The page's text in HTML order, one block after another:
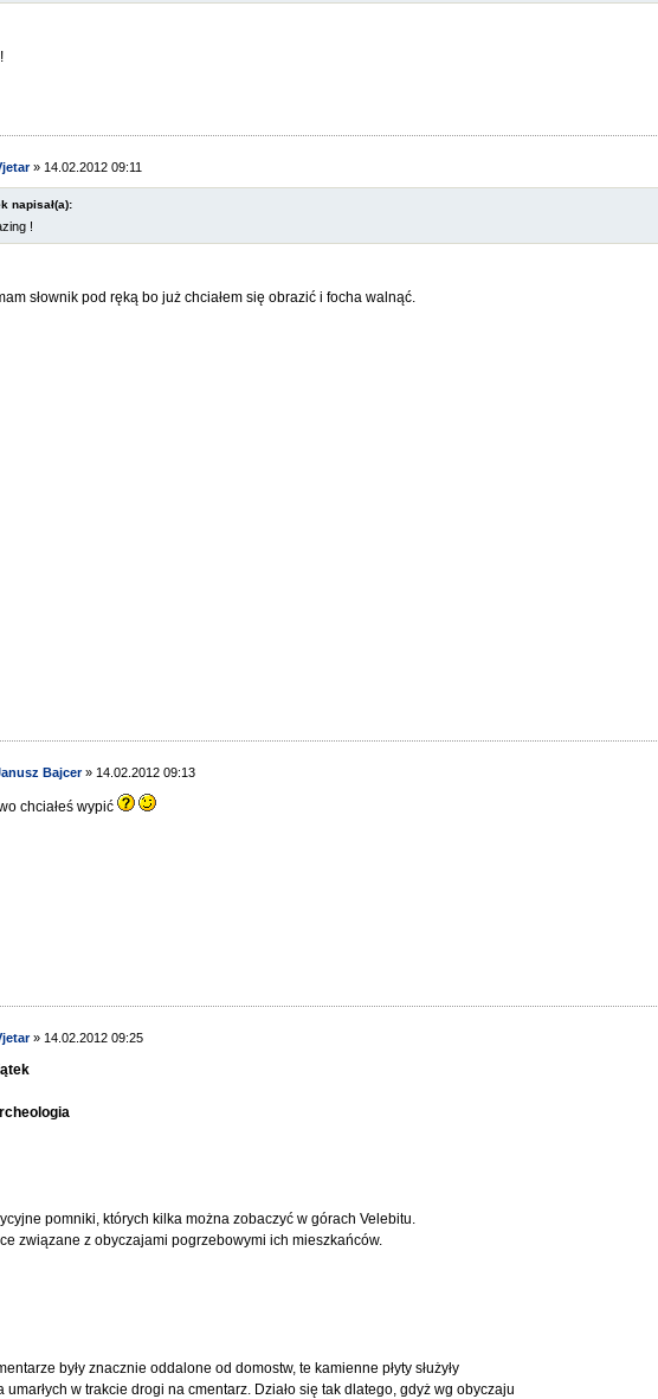
» 14.02.2012 09:11
napisał(a):
!
słownik pod ręką bo już chciałem się obrazić i focha walnąć.
Bajcer» 14.02.2012 09:13
chciałeś wypić
» 14.02.2012 09:25
pomniki, których kilka można zobaczyć w górach Velebitu.
związane z obyczajami pogrzebowymi ich mieszkańców.
były znacznie oddalone od domostw, te kamienne płyty służyły
umarłych w trakcie drogi na cmentarz. Działo się tak dlatego, gdyż wg obyczaju